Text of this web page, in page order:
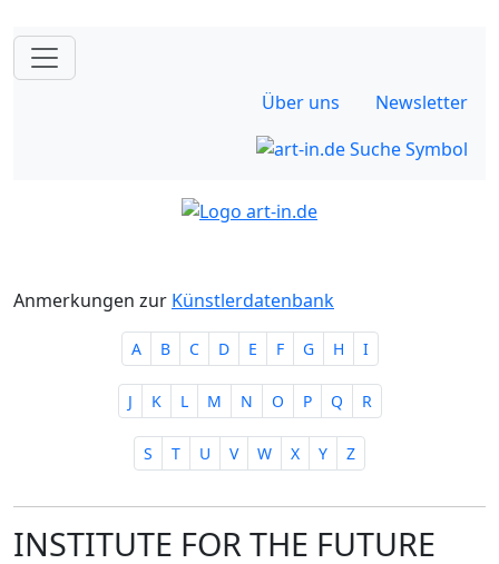
Über uns Newsletter
Anmerkungen zur Künstlerdatenbank
A B C D E F G H I
J K L M N O P Q R
S T U V W X Y Z
INSTITUTE FOR THE FUTURE